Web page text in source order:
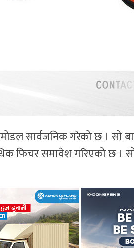
सार्वजनिक गरेको छ । सो
फिचर समावेश गरिएको छ ।